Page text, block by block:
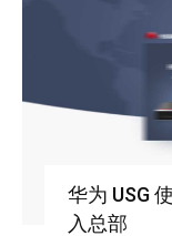
华为 USG
入总部